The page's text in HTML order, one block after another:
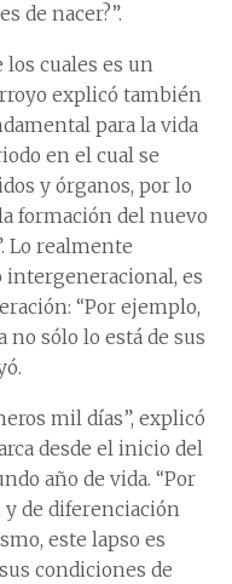
de nacer?”.
los cuales es un
explicó también
para la vida
en el cual se
y órganos, por lo
formación del nuevo
Lo realmente
intergeneracional, es
“Por ejemplo,
no sólo lo está de sus
mil días”, explicó
desde el inicio del
año de vida. “Por
y de diferenciación
este lapso es
condiciones de